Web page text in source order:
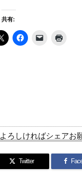
共有:
よろしければシェアお
Twitter